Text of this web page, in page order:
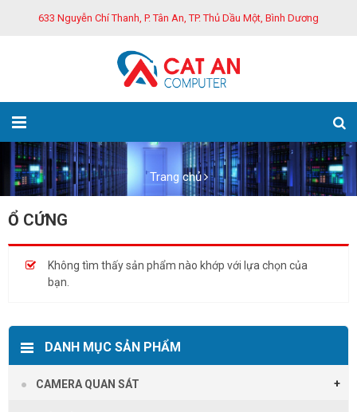
633 Nguyễn Chí Thanh, P. Tân An, TP. Thủ Dầu Một, Bình Dương
Trang chủ
Ổ CỨNG
Không tìm thấy sản phẩm nào khớp với lựa chọn của
bạn.
DANH MỤC SẢN PHẨM
CAMERA QUAN SÁT